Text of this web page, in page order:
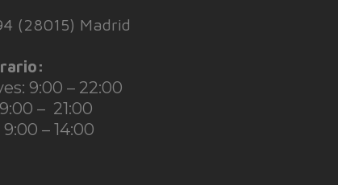
(28015) Madrid
9:00 – 22:00
– 21:00
– 14:00